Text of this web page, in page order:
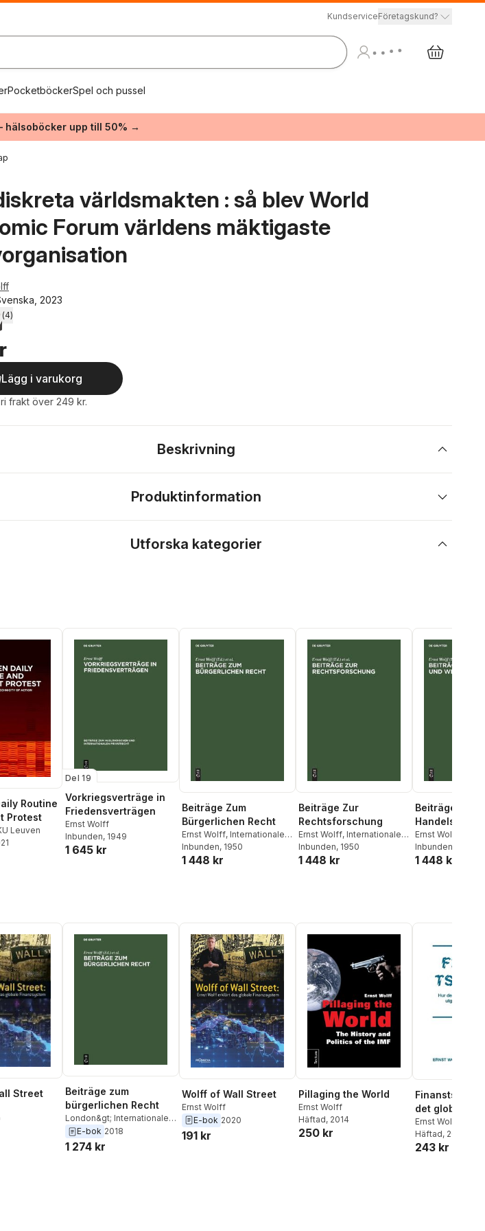
KundserviceFöretagskund?
PocketböckerSpel och pussel
hälsoböcker upp till 50% →
världsmakten : så blev World
Forum världens mäktigaste
2023
Totalt antal röster:
(4)
Lägg i varukorg
frakt över 249 kr.
Beskrivning
Produktinformation
Utforska kategorier
Routine
Protest
Leuven
Del 19
Vorkriegsverträge in
Friedensverträgen
Ernst Wolff
Inbunden, 1949
1 645 kr
Beiträge Zum
Bürgerlichen Recht
Ernst Wolff, Internationaler
Kongreß Für
Rechtsvergleichung
Inbunden, 1950
1 448 kr
Beiträge Zur
Rechtsforschung
Ernst Wolff, Internationaler
Kongreß Für
Rechtsvergleichung
Inbunden, 1950
1 448 kr
Beiträge Zum
Handels- Und
Ernst Wolff
Kongreß Für
Inbunden
1 448 kr
Street
Beiträge zum
bürgerlichen Recht
London&gt; Internationaler
Kongre fur
Rechtsvergleichung &lt;3
E-bok 2018
1 274 kr
Wolff of Wall Street
Ernst Wolff
E-bok 2020
191 kr
Pillaging the World
Ernst Wolff
Häftad, 2014
250 kr
det globala
ett hot för
Ernst Wolff
Häftad, 2020
243 kr